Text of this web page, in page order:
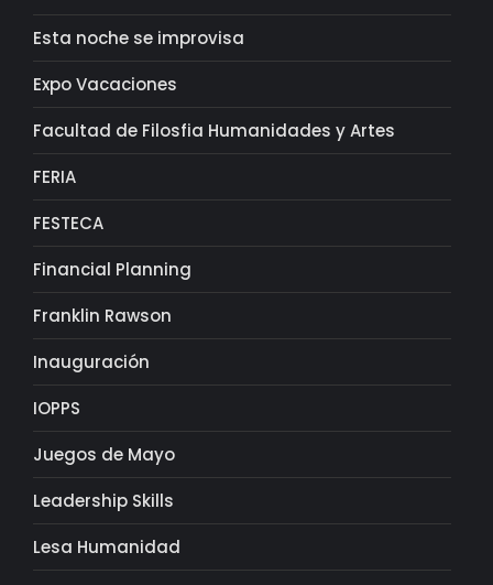
Esta noche se improvisa
Expo Vacaciones
Facultad de Filosfia Humanidades y Artes
FERIA
FESTECA
Financial Planning
Franklin Rawson
Inauguración
IOPPS
Juegos de Mayo
Leadership Skills
Lesa Humanidad